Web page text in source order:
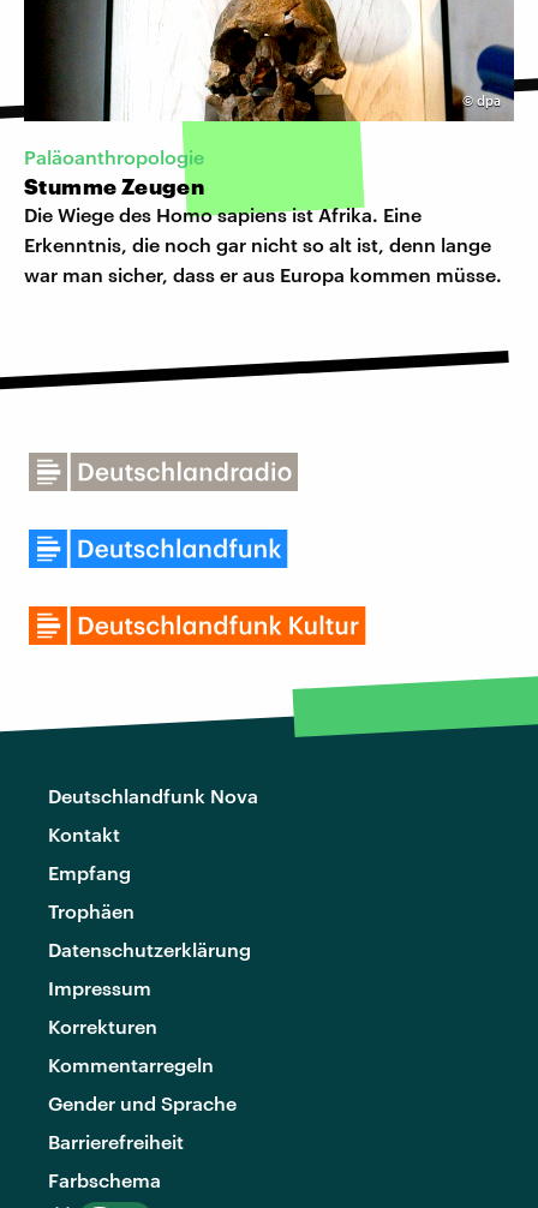
© dpa
Paläoanthropologie
Stumme Zeugen
Die Wiege des Homo sapiens ist Afrika. Eine
Erkenntnis, die noch gar nicht so alt ist, denn lange
war man sicher, dass er aus Europa kommen müsse.
Deutschlandfunk Nova
Kontakt
Empfang
Trophäen
Datenschutzerklärung
Impressum
Korrekturen
Kommentarregeln
Gender und Sprache
Barrierefreiheit
Farbschema